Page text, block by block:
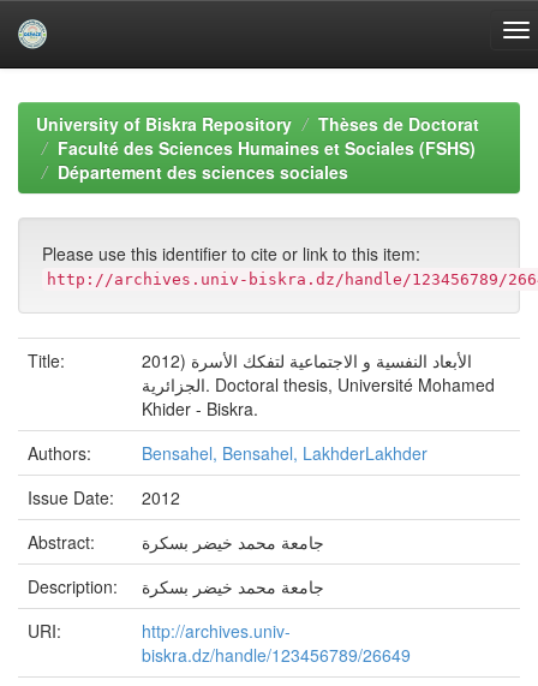
navigationUniversity of Biskra Repository
Thèses de Doctorat
Faculté des Sciences Humaines et Sociales (FSHS)
Département des sciences sociales
Please use this identifier to cite or link to this item:
http://archives.univ-biskra.dz/handle/123456789/
Title:
2012) الأبعاد النفسية و الاجتماعية لتفكك الأسرة
الجزائرية. Doctoral thesis, Université Mohamed
Khider - Biskra.
Authors:
Bensahel, Bensahel, LakhderLakhder
Issue Date:
2012
Abstract:
جامعة محمد خيضر بسكرة
Description:
جامعة محمد خيضر بسكرة
URI:
http://archives.univ-
biskra.dz/handle/123456789/26649